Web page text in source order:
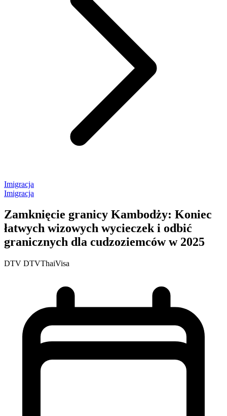
Imigracja
Imigracja
Zamknięcie granicy Kambodży: Koniec
łatwych wizowych wycieczek i odbić
granicznych dla cudzoziemców w 2025
DTV DTVThaiVisa